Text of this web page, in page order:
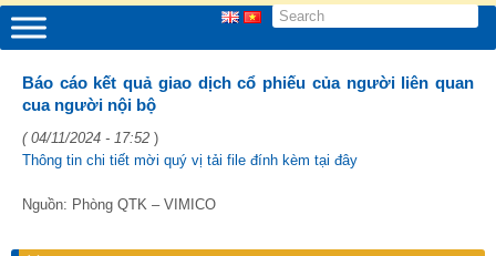
Báo cáo kết quả giao dịch cổ phiếu của người liên quan
cua người nội bộ
( 04/11/2024 - 17:52 )
Thông tin chi tiết mời quý vị tải file đính kèm tại đây
Nguồn: Phòng QTK – VIMICO